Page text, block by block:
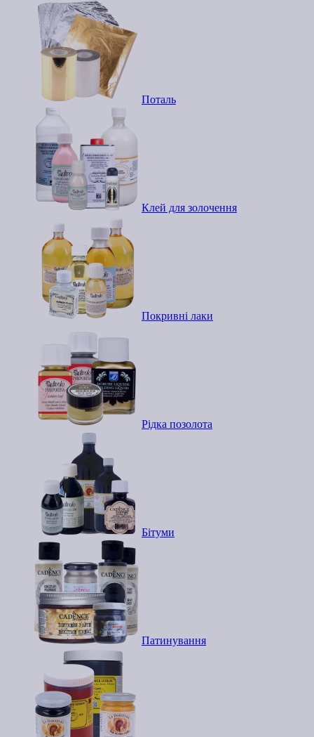
Поталь
Клей для золочення
Покривні лаки
Рідка позолота
Бітуми
Патинування